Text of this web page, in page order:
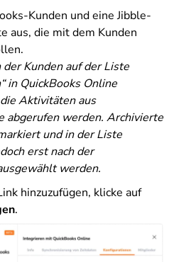
Kunden und eine Jibble-
aus, die mit dem Kunden
der Kunden auf der Liste
in QuickBooks Online
Aktivitäten aus
abgerufen werden. Archivierte
und in der Liste
erst nach der
werden.
hinzuzufügen, klicke auf
.